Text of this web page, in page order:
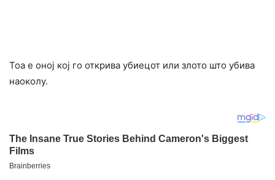
Тоа е оној кој го открива убиецот или злото што убива
наоколу.